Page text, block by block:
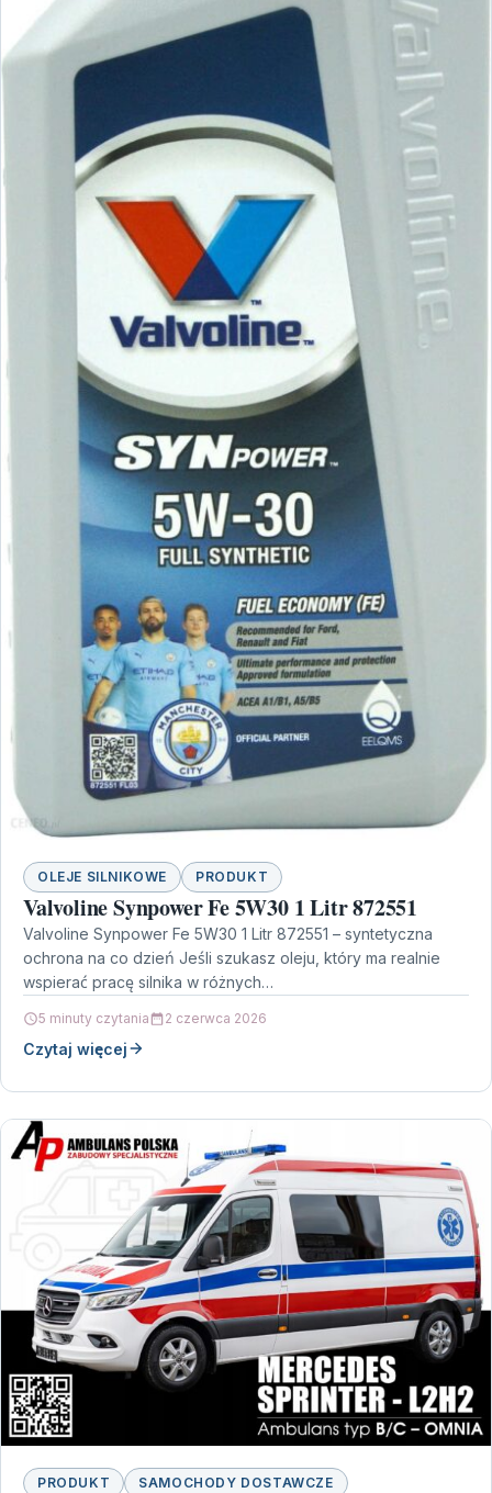
OLEJE SILNIKOWE PRODUKT
Valvoline Synpower Fe 5W30 1 Litr 872551
Valvoline Synpower Fe 5W30 1 Litr 872551 – syntetyczna
ochrona na co dzień Jeśli szukasz oleju, który ma realnie
wspierać pracę silnika w różnych…
5 minuty czytania 2 czerwca 2026
Czytaj więcej
PRODUKT SAMOCHODY DOSTAWCZE